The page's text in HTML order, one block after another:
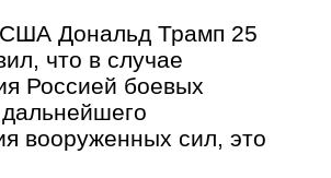
Дональд Трамп 25
что в случае
Россией боевых
вооруженных сил, это